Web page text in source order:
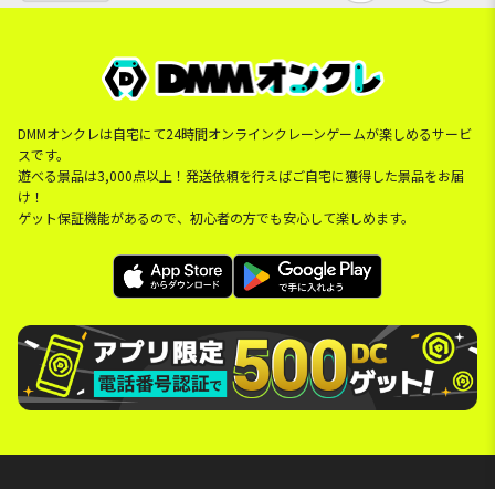
DMMオンクレは自宅にて24時間オンラインクレーンゲームが楽しめるサービ
スです。
遊べる景品は3,000点以上！発送依頼を行えばご自宅に獲得した景品をお届
け！
ゲット保証機能があるので、初心者の方でも安心して楽しめます。